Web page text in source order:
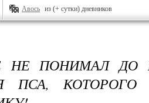
Авось из (+ сутки) дневников
ПОНИМАЛ ДО
ПСА,